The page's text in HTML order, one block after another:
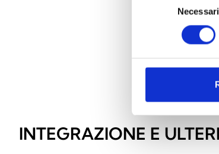
Necessari
INTEGRAZIONE E